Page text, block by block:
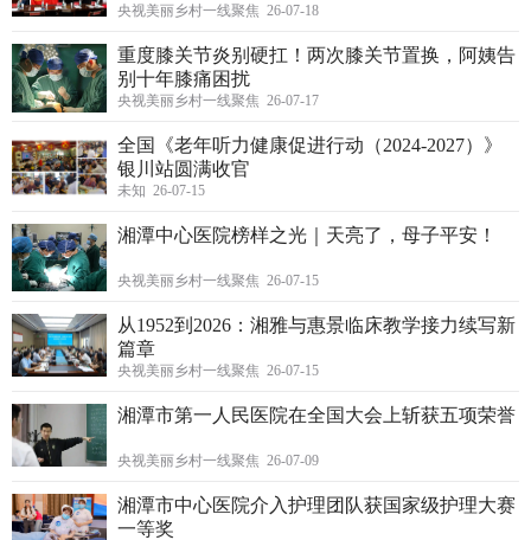
央视美丽乡村一线聚焦 26-07-18
重度膝关节炎别硬扛！两次膝关节置换，阿姨告
别十年膝痛困扰
央视美丽乡村一线聚焦 26-07-17
全国《老年听力健康促进行动（2024-2027）》
银川站圆满收官
未知 26-07-15
湘潭中心医院榜样之光｜天亮了，母子平安！
央视美丽乡村一线聚焦 26-07-15
从1952到2026：湘雅与惠景临床教学接力续写新
篇章
央视美丽乡村一线聚焦 26-07-15
湘潭市第一人民医院在全国大会上斩获五项荣誉
央视美丽乡村一线聚焦 26-07-09
湘潭市中心医院介入护理团队获国家级护理大赛
一等奖